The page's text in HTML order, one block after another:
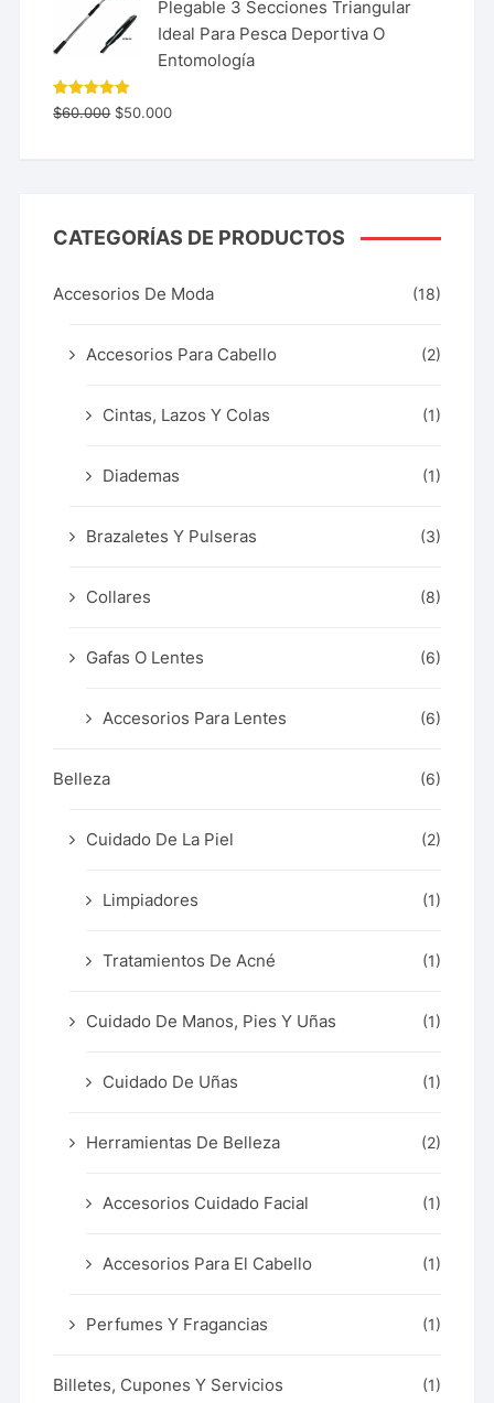
Plegable 3 Secciones Triangular
Ideal Para Pesca Deportiva O
Entomología
Valorado
con 5.00
$60.000 $50.000
CATEGORÍAS DE PRODUCTOS
Accesorios De Moda (18)
Accesorios Para Cabello (2)
Cintas, Lazos Y Colas (1)
Diademas (1)
Brazaletes Y Pulseras (3)
Collares (8)
Gafas O Lentes (6)
Accesorios Para Lentes (6)
Belleza (6)
Cuidado De La Piel (2)
Limpiadores (1)
Tratamientos De Acné (1)
Cuidado De Manos, Pies Y Uñas (1)
Cuidado De Uñas (1)
Herramientas De Belleza (2)
Accesorios Cuidado Facial (1)
Accesorios Para El Cabello (1)
Perfumes Y Fragancias (1)
Billetes, Cupones Y Servicios (1)